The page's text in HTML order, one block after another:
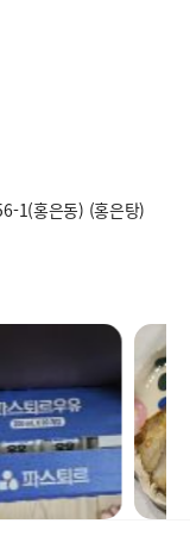
1(홍은동) (홍은탕)